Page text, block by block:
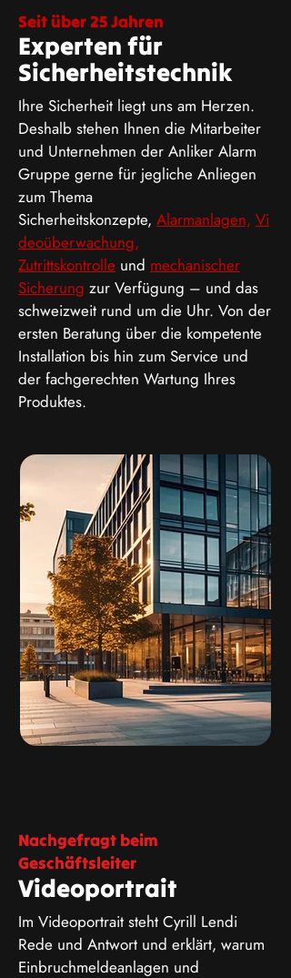
Seit über 25 Jahren
Experten für
Sicherheitstechnik
Ihre Sicherheit liegt uns am Herzen.
Deshalb stehen Ihnen die Mitarbeiter
und Unternehmen der Anliker Alarm
Gruppe gerne für jegliche Anliegen
zum Thema
Sicherheitskonzepte, Alarmanlagen, Vi
deoüberwachung,
Zutrittskontrolle und mechanischer
Sicherung zur Verfügung – und das
schweizweit rund um die Uhr. Von der
ersten Beratung über die kompetente
Installation bis hin zum Service und
der fachgerechten Wartung Ihres
Produktes.
Nachgefragt beim
Geschäftsleiter
Videoportrait
Im Videoportrait steht Cyrill Lendi
Rede und Antwort und erklärt, warum
Einbruchmeldeanlagen und